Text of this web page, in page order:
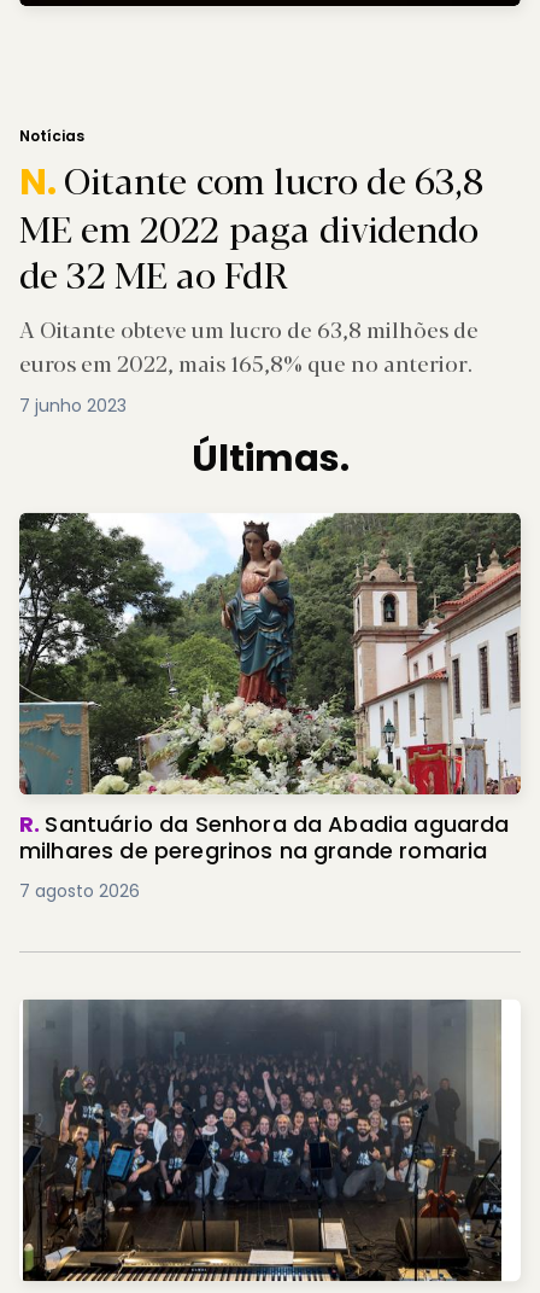
Notícias
N.Oitante com lucro de 63,8
ME em 2022 paga dividendo
de 32 ME ao FdR
A Oitante obteve um lucro de 63,8 milhões de
euros em 2022, mais 165,8% que no anterior.
7 junho 2023
Últimas.
R. Santuário da Senhora da Abadia aguarda
milhares de peregrinos na grande romaria
7 agosto 2026